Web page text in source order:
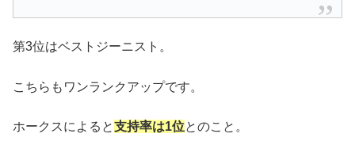
第3位はベストジーニスト。
こちらもワンランクアップです。
ホークスによると支持率は1位とのこと。